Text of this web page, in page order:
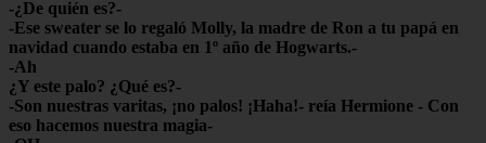
-¿De quién es?-
-Ese sweater se lo regaló Molly, la madre de Ron a tu papá en
navidad cuando estaba en 1º año de Hogwarts.-
-Ah
¿Y este palo? ¿Qué es?-
-Son nuestras varitas, ¡no palos! ¡Haha!- reía Hermione - Con
eso hacemos nuestra magia-